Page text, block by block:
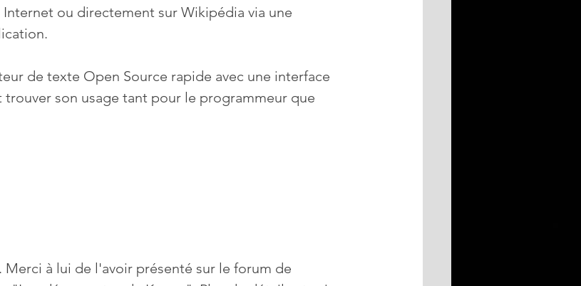
ou directement sur Wikipédia via une
de texte Open Source rapide avec une interface
son usage tant pour le programmeur que
Merci à lui de l'avoir présenté sur le forum de